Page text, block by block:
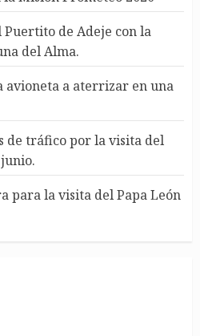
Puertito de Adeje con la
del Alma.
avioneta a aterrizar en una
de tráfico por la visita del
para la visita del Papa León